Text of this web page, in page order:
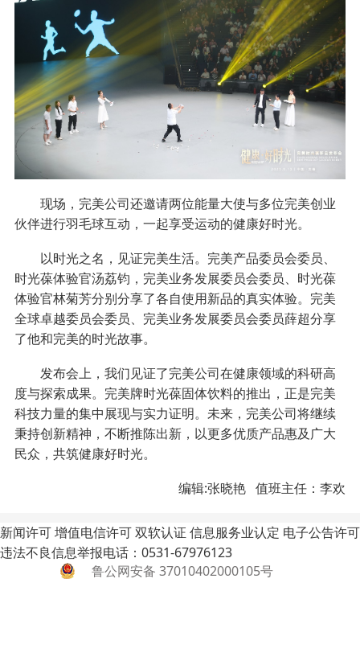
现场，完美公司还邀请两位能量大使与多位完美创业
伙伴进行羽毛球互动，一起享受运动的健康好时光。
以时光之名，见证完美生活。完美产品委员会委员、
时光葆体验官汤荔钧，完美业务发展委员会委员、时光葆
体验官林菊芳分别分享了各自使用新品的真实体验。完美
全球卓越委员会委员、完美业务发展委员会委员薛超分享
了他和完美的时光故事。
发布会上，我们见证了完美公司在健康领域的科研高
度与探索成果。完美牌时光葆固体饮料的推出，正是完美
科技力量的集中展现与实力证明。未来，完美公司将继续
秉持创新精神，不断推陈出新，以更多优质产品惠及广大
民众，共筑健康好时光。
编辑:张晓艳 值班主任：李欢
新闻许可增值电信许可双软认证 信息服务业认定 电子公告许可
违法不良信息举报电话：0531-67976123
鲁公网安备 37010402000105号